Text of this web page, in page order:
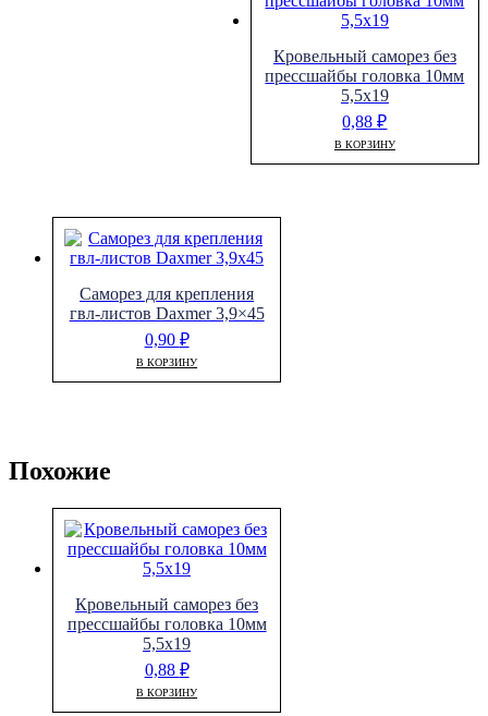
Кровельный саморез без
прессшайбы головка 10мм
5,5х19
0,88₽
В КОРЗИНУ
Cаморез для крепления
гвл-листов Daxmer 3,9×45
0,90 ₽
В КОРЗИНУ
Похожие
Кровельный саморез без
прессшайбы головка 10мм
5,5х19
0,88 ₽
В КОРЗИНУ